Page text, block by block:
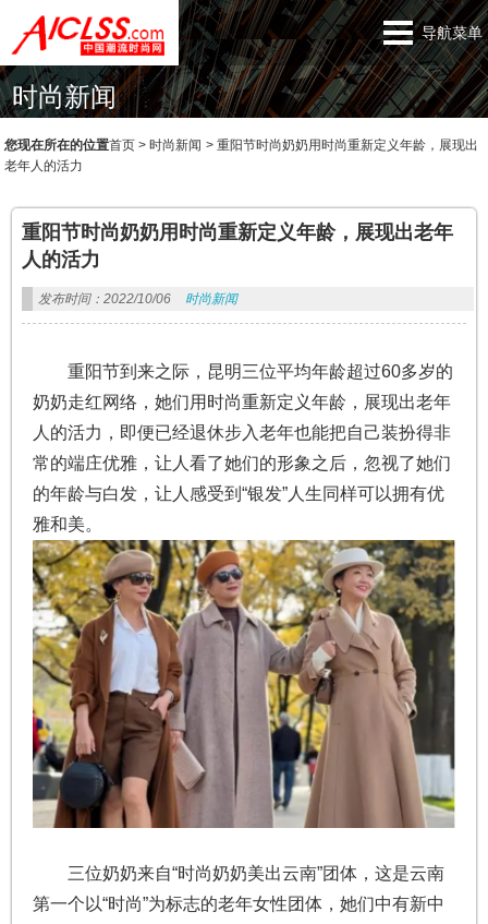
导航菜单
时尚新闻
您现在所在的位置首页 > 时尚新闻 >重阳节时尚奶奶用时尚重新定义年龄，展现出
老年人的活力
重阳节时尚奶奶用时尚重新定义年龄，展现出老年
人的活力
发布时间：2022/10/06 时尚新闻
重阳节到来之际，昆明三位平均年龄超过60多岁的
奶奶走红网络，她们用时尚重新定义年龄，展现出老年
人的活力，即便已经退休步入老年也能把自己装扮得非
常的端庄优雅，让人看了她们的形象之后，忽视了她们
的年龄与白发，让人感受到“银发”人生同样可以拥有优
雅和美。
三位奶奶来自“时尚奶奶美出云南”团体，这是云南
第一个以“时尚”为标志的老年女性团体，她们中有新中